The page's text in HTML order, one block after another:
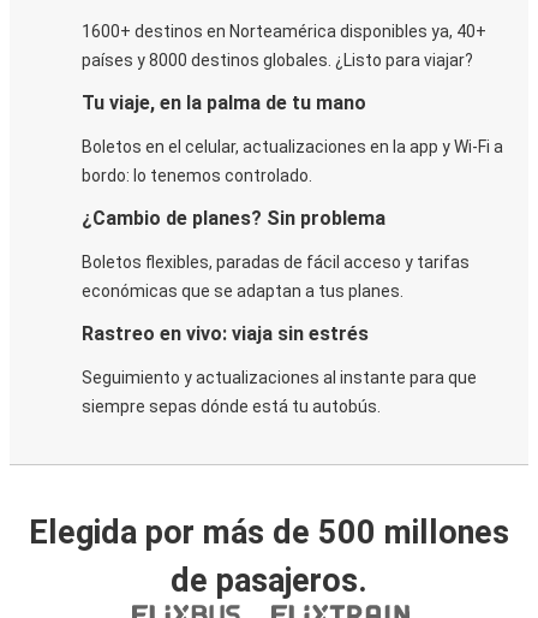
1600+ destinos en Norteamérica disponibles ya, 40+
países y 8000 destinos globales. ¿Listo para viajar?
Tu viaje, en la palma de tu mano
Boletos en el celular, actualizaciones en la app y Wi-Fi a
bordo: lo tenemos controlado.
¿Cambio de planes? Sin problema
Boletos flexibles, paradas de fácil acceso y tarifas
económicas que se adaptan a tus planes.
Rastreo en vivo: viaja sin estrés
Seguimiento y actualizaciones al instante para que
siempre sepas dónde está tu autobús.
Elegida por más de 500 millones
de pasajeros.